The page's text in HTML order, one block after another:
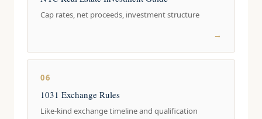
Cap rates, net proceeds, investment structure
→
06
1031 Exchange Rules
Like-kind exchange timeline and qualification